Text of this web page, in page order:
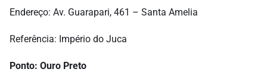
Endereço: Av. Guarapari, 461 – Santa Amelia
Referência: Império do Juca
Ponto: Ouro Preto